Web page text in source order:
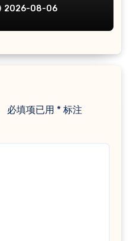
2026-08-06
必填项已用 * 标注